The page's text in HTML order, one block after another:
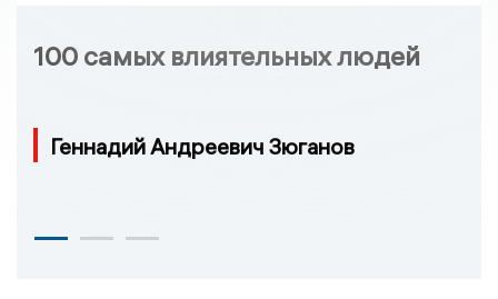
100 самых влиятельных людей
Геннадий Андреевич Зюганов